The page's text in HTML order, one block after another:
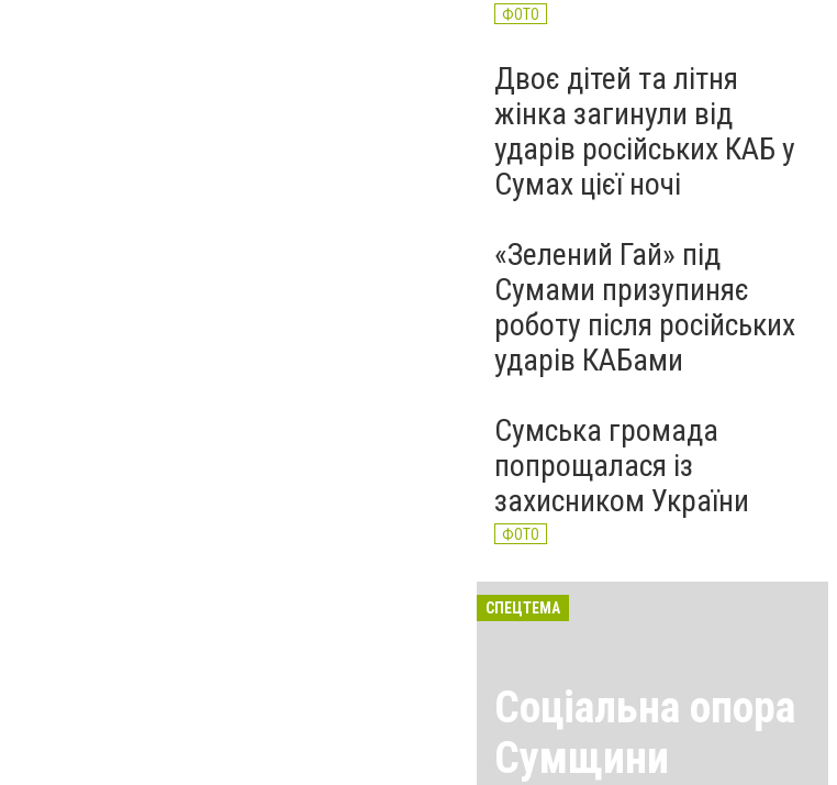
ФОТО
Двоє дітей та літня
жінка загинули від
ударів російських КАБ у
Сумах цієї ночі
«Зелений Гай» під
Сумами призупиняє
роботу після російських
ударів КАБами
Сумська громада
попрощалася із
захисником України
ФОТО
СПЕЦТЕМА
Соціальна опора
Сумщини